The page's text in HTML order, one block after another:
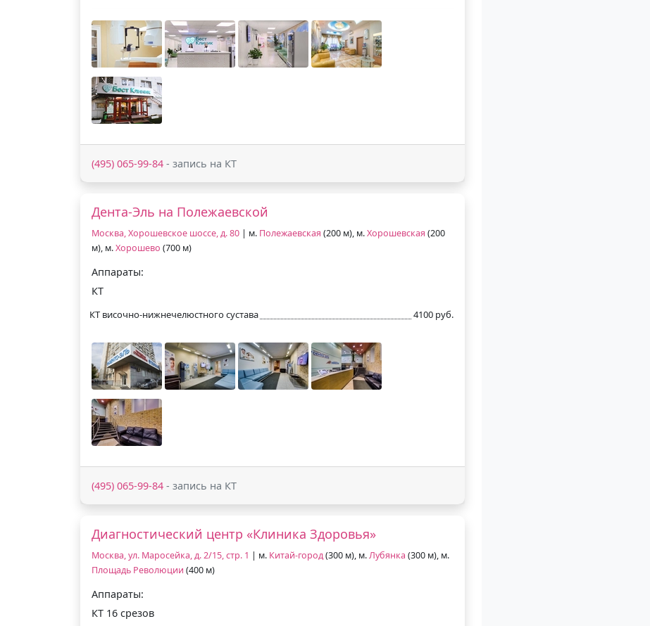
(495) 065-99-84 - запись на КТ
Дента-Эль на Полежаевской
Москва, Хорошевское шоссе, д. 80 | м. Полежаевская (200 м), м.Хорошевская (200
м), м.Хорошево (700 м)
Аппараты:
КТ
КТ височно-нижнечелюстного сустава 4100 руб.
(495) 065-99-84 - запись на КТ
Диагностический центр «Клиника Здоровья»
Москва, ул. Маросейка, д. 2/15, стр. 1 | м. Китай-город(300 м), м.Лубянка (300 м), м.
Площадь Революции (400 м)
Аппараты:
КТ 16 срезов